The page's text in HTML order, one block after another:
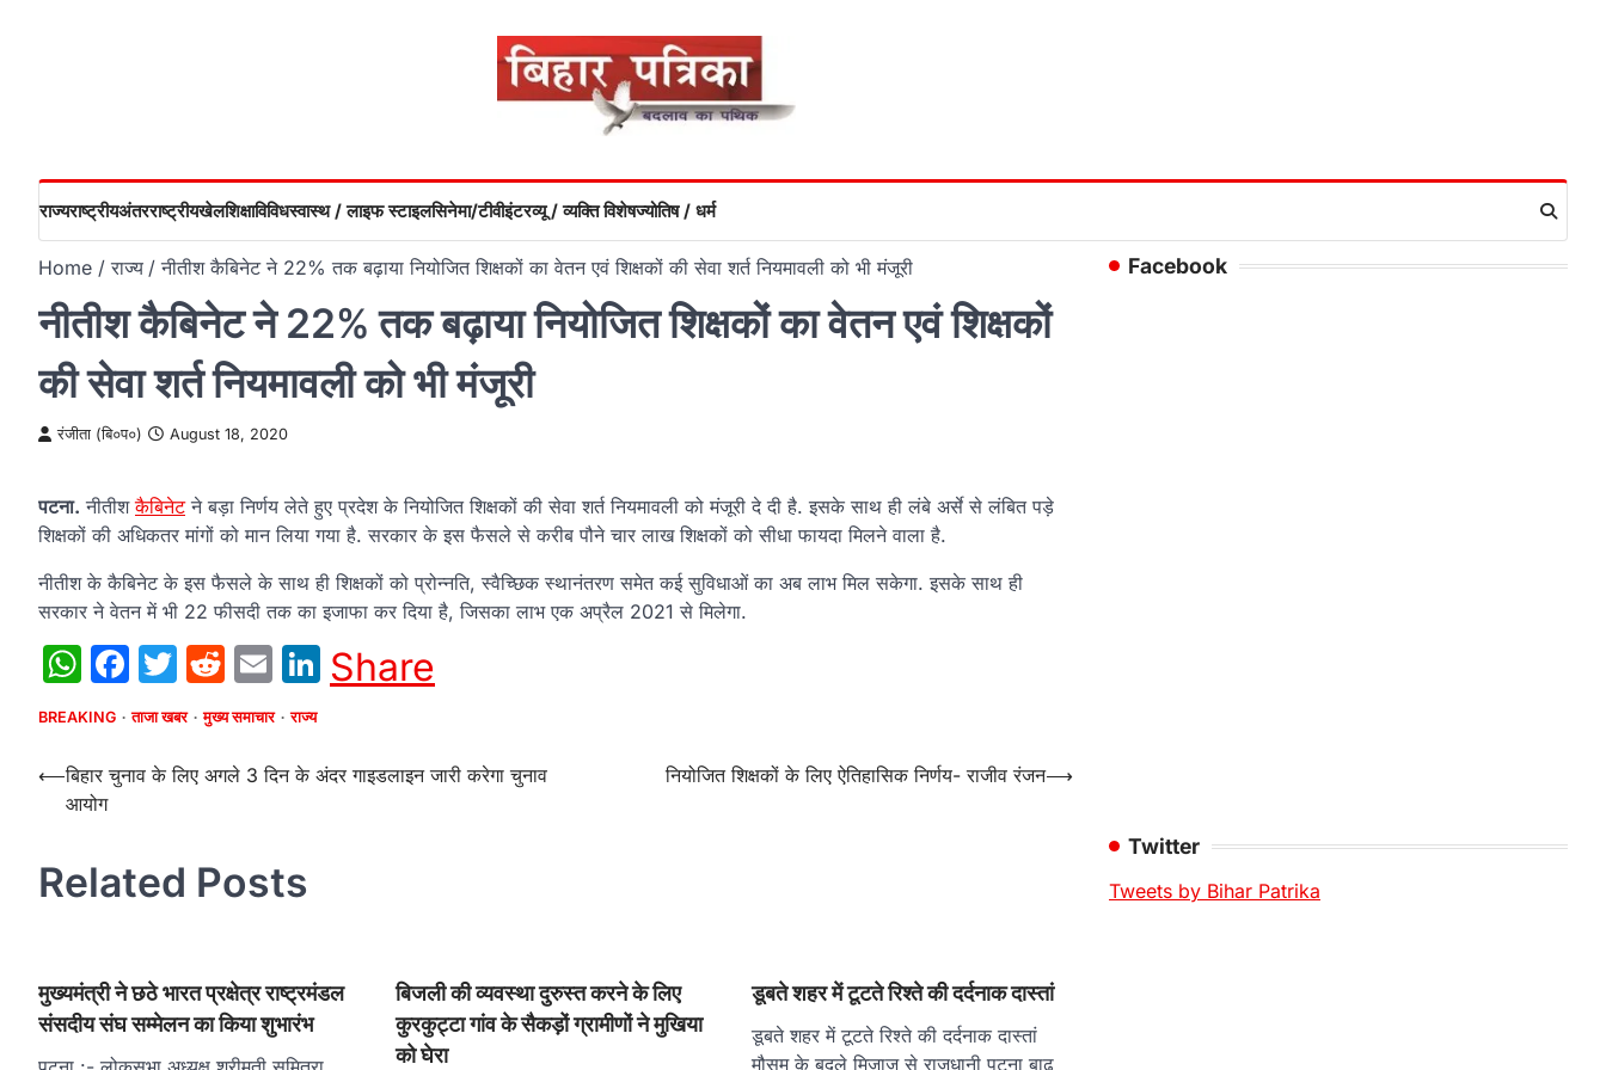
राज्यराष्ट्रीयअंतरराष्ट्रीयखेलशिक्षाविविधस्वास्थ / लाइफ स्टाइलसिनेमा/टीवीइंटरव्यू / व्यक्ति विशेषज्योतिष / धर्म
Home राज्य नीतीश कैबिनेट ने 22% तक बढ़ाया नियोजित शिक्षकों का वेतन एवं शिक्षकों की सेवा शर्त नियमावली को भी मंजूरी
नीतीश कैबिनेट ने 22% तक बढ़ाया नियोजित शिक्षकों का वेतन एवं शिक्षकों
की सेवा शर्त नियमावली को भी मंजूरी
रंजीता (बि०प०) August 18, 2020
पटना. नीतीशकैबिनेटने बड़ा निर्णय लेते हुए प्रदेश के नियोजित शिक्षकों की सेवा शर्त नियमावली को मंजूरी दे दी है. इसके साथ ही लंबे अर्से से लंबित पड़े
शिक्षकों की अधिकतर मांगों को मान लिया गया है. सरकार के इस फैसले से करीब पौने चार लाख शिक्षकों को सीधा फायदा मिलने वाला है.
नीतीश के कैबिनेट के इस फैसले के साथ ही शिक्षकों को प्रोन्नति, स्वैच्छिक स्थानंतरण समेत कई सुविधाओं का अब लाभ मिल सकेगा. इसके साथ ही
सरकार ने वेतन में भी 22 फीसदी तक का इजाफा कर दिया है, जिसका लाभ एक अप्रैल 2021 से मिलेगा.
WhatsApp
Facebook
Twitter
Reddit
EmailLinkedIn
Share
BREAKING ताजा खबर मुख्य समाचार राज्य
Post
navigation
⟵बिहार चुनाव के लिए अगले 3 दिन के अंदर गाइडलाइन जारी करेगा चुनाव
आयोग
नियोजित शिक्षकों के लिए ऐतिहासिक निर्णय- राजीव रंजन⟶
Related Posts
मुख्यमंत्री ने छठे भारत प्रक्षेत्र राष्ट्रमंडल
संसदीय संघ सम्मेलन का किया शुभारंभ
बिजली की व्यवस्था दुरुस्त करने के लिए
कुरकुट्टा गांव के सैकड़ों ग्रामीणों ने मुखिया
को घेरा
डूबते शहर में टूटते रिश्ते की दर्दनाक दास्तां
डूबते शहर में टूटते रिश्ते की दर्दनाक दास्तां
मौसम के बदले मिजाज से राजधानी पटना बाढ़
Facebook
Twitter
Tweets by Bihar Patrika